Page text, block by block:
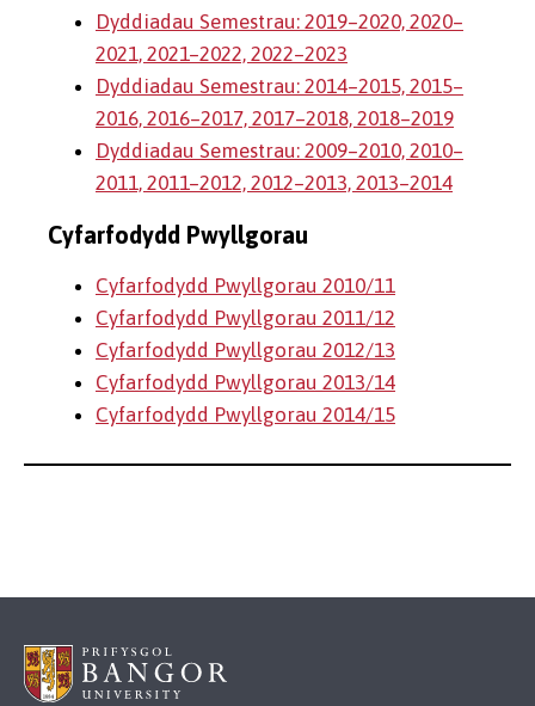
Dyddiadau Semestrau: 2019–2020, 2020–
2021, 2021–2022, 2022–2023
Dyddiadau Semestrau: 2014–2015, 2015–
2016, 2016–2017, 2017–2018, 2018–2019
Dyddiadau Semestrau: 2009–2010, 2010–
2011, 2011–2012, 2012–2013, 2013–2014
Cyfarfodydd Pwyllgorau
Cyfarfodydd Pwyllgorau 2010/11
Cyfarfodydd Pwyllgorau 2011/12
Cyfarfodydd Pwyllgorau 2012/13
Cyfarfodydd Pwyllgorau 2013/14
Cyfarfodydd Pwyllgorau 2014/15